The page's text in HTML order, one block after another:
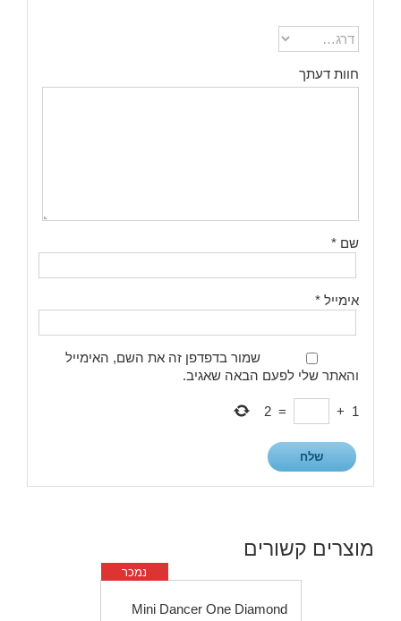
חוות דעתך
שם *
אימייל *
שמור בדפדפן זה את השם, האימייל
והאתר שלי לפעם הבאה שאגיב.
1
+
=
2
מוצרים קשורים
נמכר
Mini Dancer One Diamond